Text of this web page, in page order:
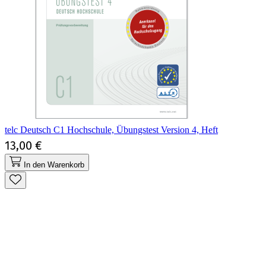
telc Deutsch C1 Hochschule, Übungstest Version 4, Heft
13,00 €
In den Warenkorb